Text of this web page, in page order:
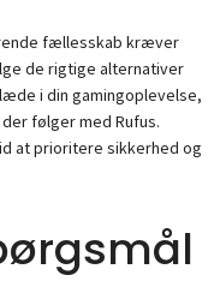
fællesskab kræver
de rigtige alternativer
i din gamingoplevelse,
følger med Rufus.
at prioritere sikkerhed og